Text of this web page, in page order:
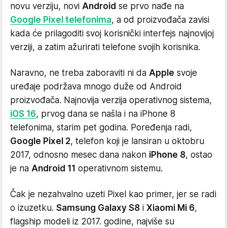
novu verziju, novi Android se prvo nađe na
Google Pixel telefonima, a od proizvođača zavisi
kada će prilagoditi svoj korisnički interfejs najnovijoj
verziji, a zatim ažurirati telefone svojih korisnika.
Naravno, ne treba zaboraviti ni da Apple svoje
uređaje podržava mnogo duže od Android
proizvođača. Najnovija verzija operativnog sistema,
iOS 16, prvog dana se našla i na iPhone 8
telefonima, starim pet godina. Poređenja radi,
Google Pixel 2, telefon koji je lansiran u oktobru
2017, odnosno mesec dana nakon iPhone 8, ostao
je na Android 11 operativnom sistemu.
Čak je nezahvalno uzeti Pixel kao primer, jer se radi
o izuzetku. Samsung Galaxy S8 i Xiaomi Mi 6,
flagship modeli iz 2017. godine, najviše su